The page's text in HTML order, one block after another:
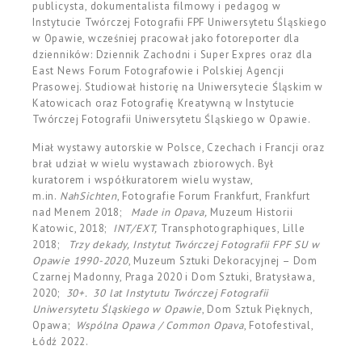
publicysta, dokumentalista filmowy i pedagog w
Instytucie Twórczej Fotografii FPF Uniwersytetu Śląskiego
w Opawie, wcześniej pracował jako fotoreporter dla
dzienników: Dziennik Zachodni i Super Expres oraz dla
East News Forum Fotografowie i Polskiej Agencji
Prasowej. Studiował historię na Uniwersytecie Śląskim w
Katowicach oraz Fotografię Kreatywną w Instytucie
Twórczej Fotografii Uniwersytetu Śląskiego w Opawie.
Miał wystawy autorskie w Polsce, Czechach i Francji oraz
brał udział w wielu wystawach zbiorowych. Był
kuratorem i współkuratorem wielu wystaw,
m.in. NahSichten, Fotografie Forum Frankfurt, Frankfurt
nad Menem 2018; Made in Opava, Muzeum Historii
Katowic, 2018; INT/EXT, Transphotographiques, Lille
2018;
Trzy dekady, Instytut Twórczej Fotografii FPF SU w
Opawie 1990-2020, Muzeum Sztuki Dekoracyjnej – Dom
Czarnej Madonny, Praga 2020 i Dom Sztuki, Bratysława,
2020; 30+. 30 lat Instytutu Twórczej Fotografii
Uniwersytetu Śląskiego w Opawie, Dom Sztuk Pięknych,
Opawa; Wspólna Opawa / Common Opava, Fotofestival,
Łódź 2022.